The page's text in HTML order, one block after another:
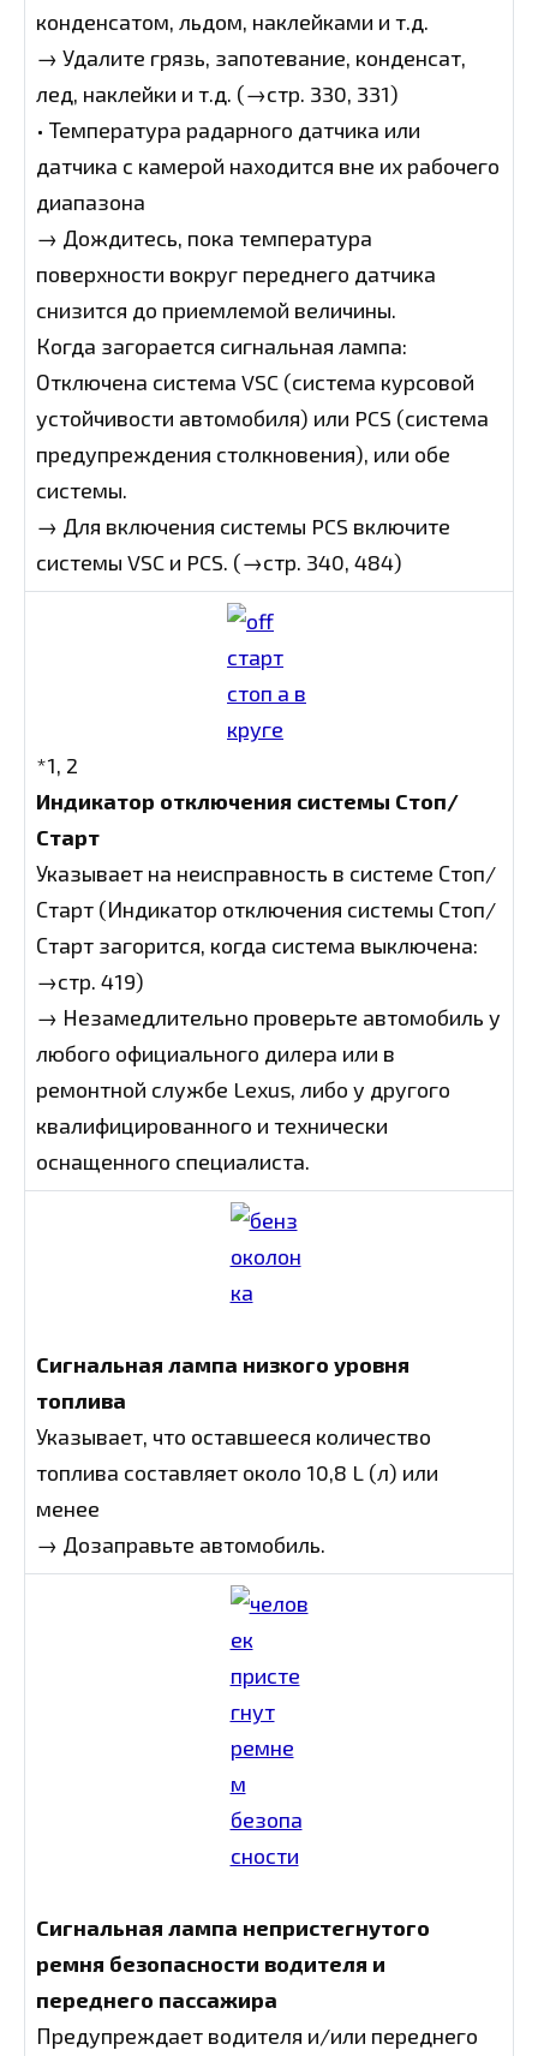
конденсатом, льдом, наклейками и т.д.
→ Удалите грязь, запотевание, конденсат,
лед, наклейки и т.д. (→стр. 330, 331)
• Температура радарного датчика или
датчика с камерой находится вне их рабочего
диапазона
→ Дождитесь, пока температура
поверхности вокруг переднего датчика
снизится до приемлемой величины.
Когда загорается сигнальная лампа:
Отключена система VSC (система курсовой
устойчивости автомобиля) или PCS (система
предупреждения столкновения), или обе
системы.
→ Для включения системы PCS включите
системы VSC и PCS. (→стр. 340, 484)
*1, 2
Индикатор отключения системы Стоп/
Старт
Указывает на неисправность в системе Стоп/
Старт (Индикатор отключения системы Стоп/
Старт загорится, когда система выключена:
→стр. 419)
→ Незамедлительно проверьте автомобиль у
любого официального дилера или в
ремонтной службе Lexus, либо у другого
квалифицированного и технически
оснащенного специалиста.
Сигнальная лампа низкого уровня
топлива
Указывает, что оставшееся количество
топлива составляет около 10,8 L (л) или
менее
→ Дозаправьте автомобиль.
Сигнальная лампа непристегнутого
ремня безопасности водителя и
переднего пассажира
Предупреждает водителя и/или переднего